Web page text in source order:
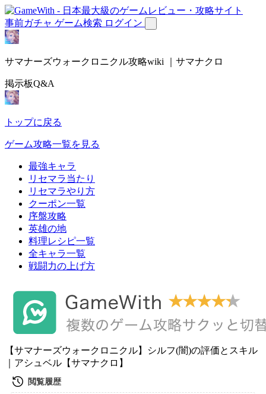
事前ガチャ ゲーム検索 ログイン
サマナーズウォークロニクル攻略wiki ｜サマナクロ
掲示板Q&A
トップに戻る
ゲーム攻略一覧を見る
最強キャラ
リセマラ当たり
リセマラやり方
クーポン一覧
序盤攻略
英雄の地
料理レシピ一覧
全キャラ一覧
戦闘力の上げ方
【サマナーズウォークロニクル】シルフ(闇)の評価とスキル
｜アシュベル【サマナクロ】